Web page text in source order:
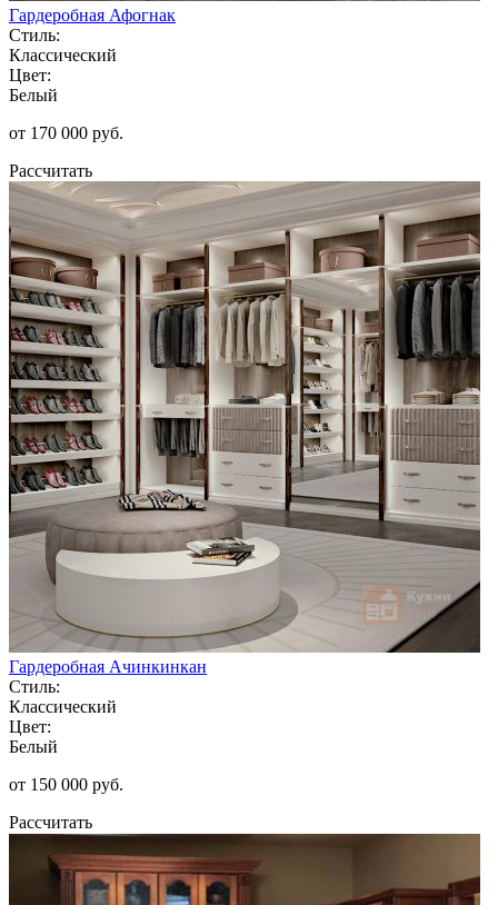
Гардеробная Афогнак
Стиль:
Классический
Цвет:
Белый
от 170 000 руб.
Рассчитать
Гардеробная Ачинкинкан
Стиль:
Классический
Цвет:
Белый
от 150 000 руб.
Рассчитать